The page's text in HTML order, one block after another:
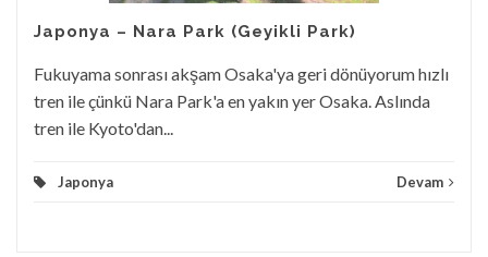
Japonya – Nara Park (Geyikli Park)
Fukuyama sonrası akşam Osaka'ya geri dönüyorum hızlı
tren ile çünkü Nara Park'a en yakın yer Osaka. Aslında
tren ile Kyoto'dan...
Japonya Devam